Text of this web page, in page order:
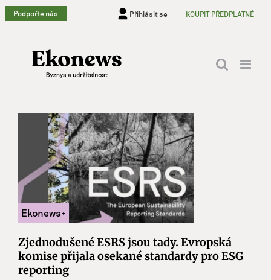
Přeskočit
na
Podpořte nás Přihlásit se KOUPIT PŘEDPLATNÉ
Zjednodušené ESRS jsou tady. Evropská
komise přijala osekané standardy pro ESG
reporting